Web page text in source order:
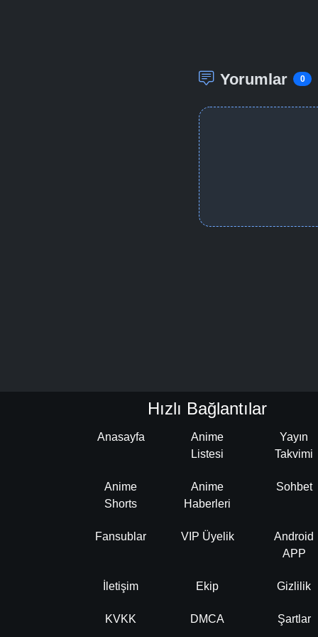
Yorumlar 0
Hızlı Bağlantılar
Anasayfa
Anime
Listesi
Yayın
Takvimi
Anime
Shorts
Anime
Haberleri
Sohbet
Fansublar VIP Üyelik
Android
APP
İletişim Ekip Gizlilik
KVKK DMCA Şartlar